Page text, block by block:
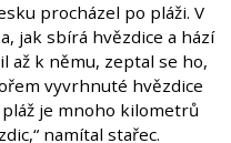
procházel po pláži. V
jak sbírá hvězdice a hází
až k němu, zeptal se ho,
vyvrhnuté hvězdice
je mnoho kilometrů
namítal stařec.